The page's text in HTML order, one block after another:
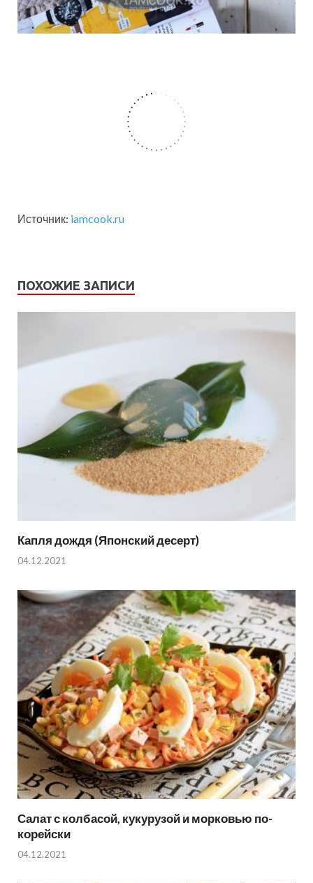
Источник: iamcook.ru
ПОХОЖИЕ ЗАПИСИ
Капля дождя (Японский десерт)
04.12.2021
Салат с колбасой, кукурузой и морковью по-
корейски
04.12.2021